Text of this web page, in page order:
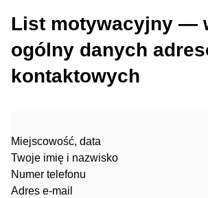
List motywacyjny —
ogólny danych
kontaktowych
Miejscowość, data
Twoje imię i nazwisko
Numer telefonu
Adres e-mail